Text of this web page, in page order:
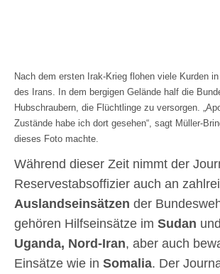
Nach dem ersten Irak-Krieg flohen viele Kurden
des Irans. In dem bergigen Gelände half die
Hubschraubern, die Flüchtlinge zu versorgen.
Zustände habe ich dort gesehen“, sagt Müller-
dieses Foto machte.
Während dieser Zeit nimmt der
Reservestabsoffizier auch an
Auslandseinsätzen der
gehören Hilfseinsätze im Sudan und
Uganda, Nord-Iran, aber auch
Einsätze wie in Somalia. Der